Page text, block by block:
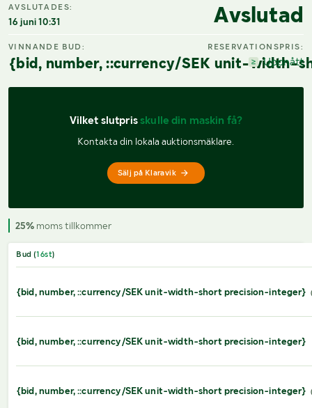
AVSLUTADES:
16 juni 10:31 Avslutad
VINNANDE BUD:
{bid, number, ::currency/SEK unit-width-
RESERVATIONSPRIS:
Uppnått
Vilket slutpris skulle din maskin få?
Kontakta din lokala auktionsmäklare.
Sälj på Klaravik
25% moms tillkommer
Bud (16st)
{bid, number, ::currency/SEK unit-width-short precision-integer}
{bid, number, ::currency/SEK unit-width-short precision-integer}
{bid, number, ::currency/SEK unit-width-short precision-integer}